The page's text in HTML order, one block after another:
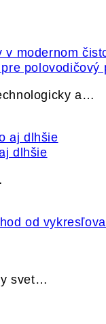
polovodičový
a…
dlhšie
svet…